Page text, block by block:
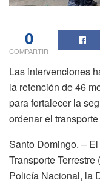
0
COMPARTIR
Las intervenciones
la retención de 46
para fortalecer la
ordenar el
Santo Domingo. –
Transporte
Policía Nacional, la